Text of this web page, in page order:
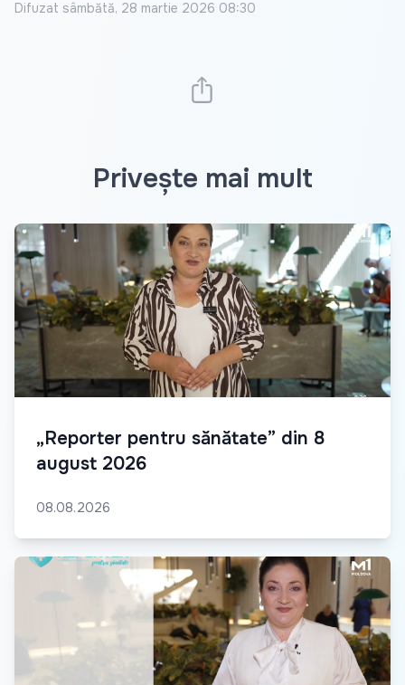
Difuzat sâmbătă, 28 martie 2026 08:30
Privește mai mult
„Reporter pentru sănătate” din 8
august 2026
08.08.2026